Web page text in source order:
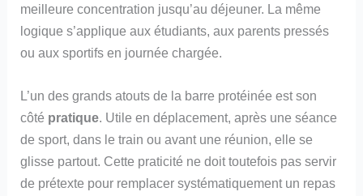
meilleure concentration jusqu’au déjeuner. La même
logique s’applique aux étudiants, aux parents pressés
ou aux sportifs en journée chargée.
L’un des grands atouts de la barre protéinée est son
côté pratique. Utile en déplacement, après une séance
de sport, dans le train ou avant une réunion, elle se
glisse partout. Cette praticité ne doit toutefois pas servir
de prétexte pour remplacer systématiquement un repas